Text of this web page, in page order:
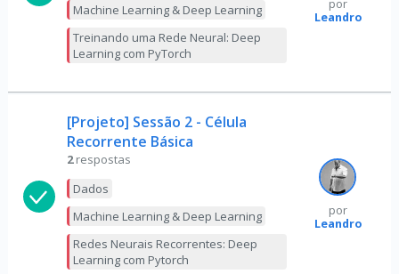
Machine Learning & Deep Learning
Treinando uma Rede Neural: Deep
Learning com PyTorch
por
Leandro
[Projeto] Sessão 2 - Célula
Recorrente Básica
2 respostas
Dados
Machine Learning & Deep Learning
Redes Neurais Recorrentes: Deep
Learning com Pytorch
por
Leandro